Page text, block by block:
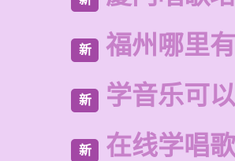
新 福州哪里
新 学音乐可
新 在线学唱